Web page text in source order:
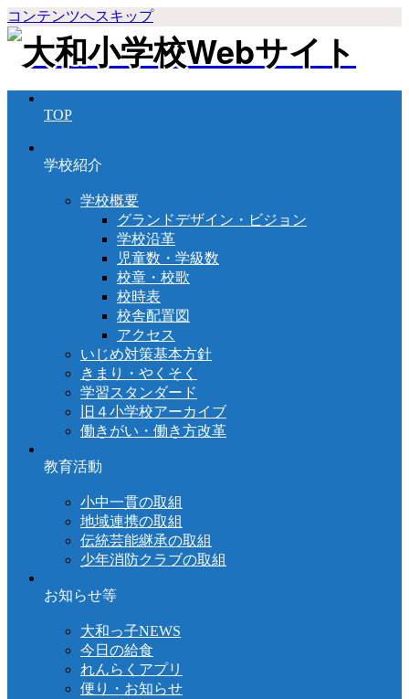
コンテンツへスキップ
TOP
学校紹介
学校概要
グランドデザイン・ビジョン
学校沿革
児童数・学級数
校章・校歌
校時表
校舎配置図
アクセス
いじめ対策基本方針
きまり・やくそく
学習スタンダード
旧４小学校アーカイブ
働きがい・働き方改革
教育活動
小中一貫の取組
地域連携の取組
伝統芸能継承の取組
少年消防クラブの取組
お知らせ等
大和っ子NEWS
今日の給食
れんらくアプリ
便り・お知らせ